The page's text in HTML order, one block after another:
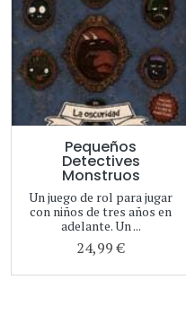
Pequeños
Detectives
Monstruos
Un juego de rol para jugar
con niños de tres años en
adelante. Un ...
24,99 €